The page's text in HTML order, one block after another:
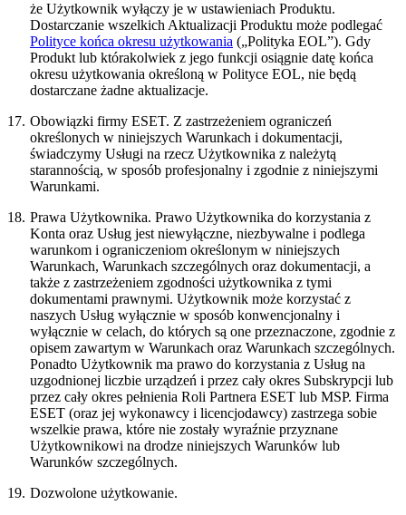
że Użytkownik wyłączy je w ustawieniach Produktu.
Dostarczanie wszelkich Aktualizacji Produktu może podlegać
Polityce końca okresu użytkowania („Polityka EOL”). Gdy
Produkt lub którakolwiek z jego funkcji osiągnie datę końca
okresu użytkowania określoną w Polityce EOL, nie będą
dostarczane żadne aktualizacje.
17. Obowiązki firmy ESET. Z zastrzeżeniem ograniczeń
określonych w niniejszych Warunkach i dokumentacji,
świadczymy Usługi na rzecz Użytkownika z należytą
starannością, w sposób profesjonalny i zgodnie z niniejszymi
Warunkami.
18. Prawa Użytkownika. Prawo Użytkownika do korzystania z
Konta oraz Usług jest niewyłączne, niezbywalne i podlega
warunkom i ograniczeniom określonym w niniejszych
Warunkach, Warunkach szczególnych oraz dokumentacji, a
także z zastrzeżeniem zgodności użytkownika z tymi
dokumentami prawnymi. Użytkownik może korzystać z
naszych Usług wyłącznie w sposób konwencjonalny i
wyłącznie w celach, do których są one przeznaczone, zgodnie z
opisem zawartym w Warunkach oraz Warunkach szczególnych.
Ponadto Użytkownik ma prawo do korzystania z Usług na
uzgodnionej liczbie urządzeń i przez cały okres Subskrypcji lub
przez cały okres pełnienia Roli Partnera ESET lub MSP. Firma
ESET (oraz jej wykonawcy i licencjodawcy) zastrzega sobie
wszelkie prawa, które nie zostały wyraźnie przyznane
Użytkownikowi na drodze niniejszych Warunków lub
Warunków szczególnych.
19. Dozwolone użytkowanie.